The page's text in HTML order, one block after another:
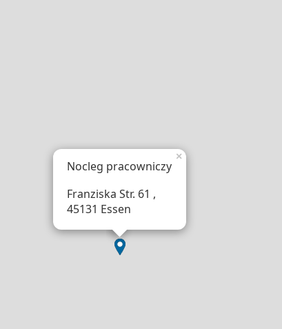
Nocleg pracowniczy
Franziska Str. 61 ,
45131 Essen
×